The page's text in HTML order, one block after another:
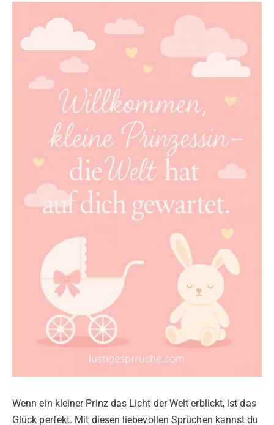
Wenn ein kleiner Prinz das Licht der Welt erblickt, ist das
Glück perfekt. Mit diesen liebevollen Sprüchen kannst du